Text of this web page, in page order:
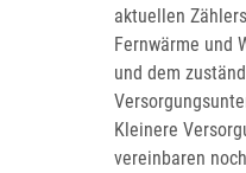
aktuellen
Fernwärme und
und dem
Kleinere
vereinbaren